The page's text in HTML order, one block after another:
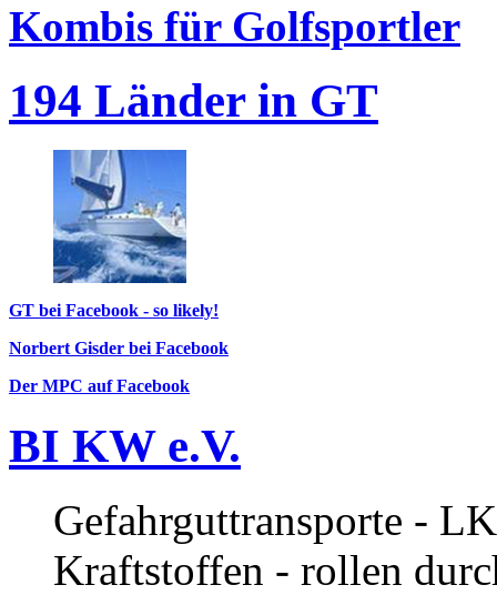
Kombis für Golfsportler
194 Länder in GT
GT bei Facebook - so likely!
Norbert Gisder bei Facebook
Der MPC auf Facebook
BI KW e.V.
Gefahrguttransporte -
Kraftstoffen - rollen